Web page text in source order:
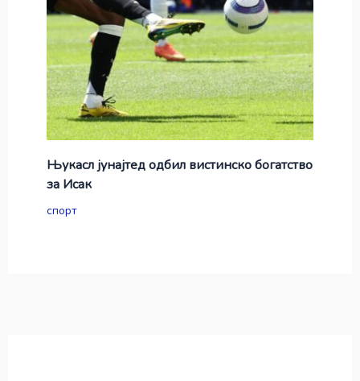
Њукасл јунајтед одбил вистинско богатство
за Исак
спорт